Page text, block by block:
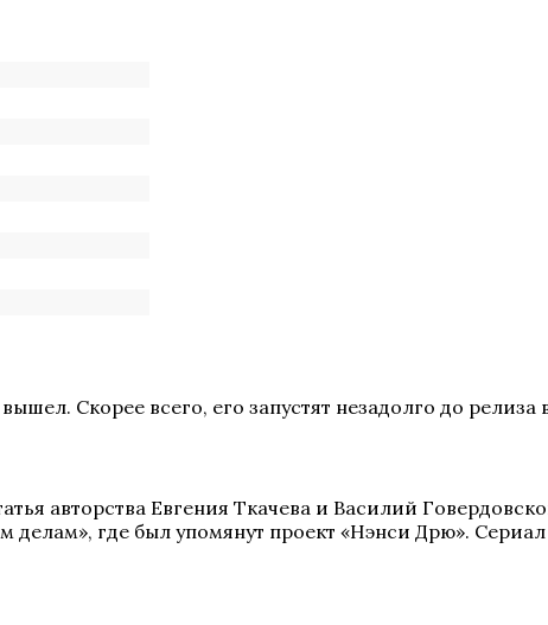
Скорее всего, его запустят незадолго до
авторства Евгения Ткачева и Василий
делам», где был упомянут проект «Нэнси Дрю».